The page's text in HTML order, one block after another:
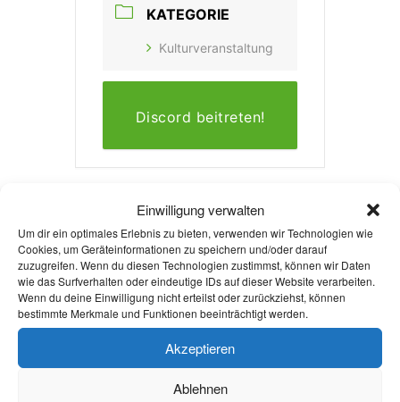
Einwilligung verwalten
Um dir ein optimales Erlebnis zu bieten, verwenden wir Technologien wie
Cookies, um Geräteinformationen zu speichern und/oder darauf
zuzugreifen. Wenn du diesen Technologien zustimmst, können wir Daten
wie das Surfverhalten oder eindeutige IDs auf dieser Website verarbeiten.
Wenn du deine Einwilligung nicht erteilst oder zurückziehst, können
bestimmte Merkmale und Funktionen beeinträchtigt werden.
Akzeptieren
Ablehnen
KATEGORIE
Kulturveranstaltung
Discord beitreten!
+ Zu Google Kalender hinzufügen
+ iCal / Outlook export